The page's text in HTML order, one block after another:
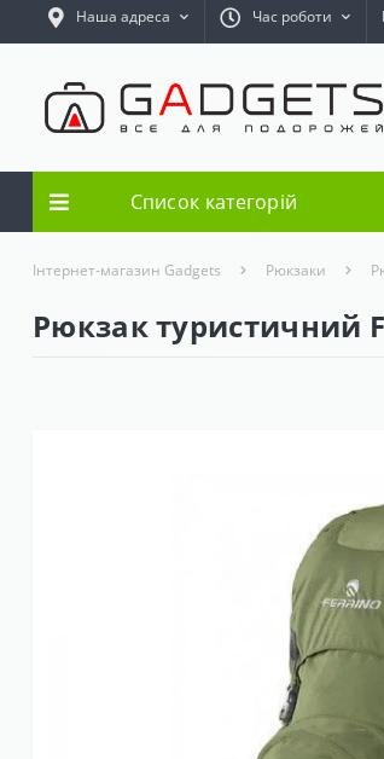
Наша адреса Час роботи
Список категорій
Інтернет-магазин Gadgets Рюкзаки
Рюкзак туристичний